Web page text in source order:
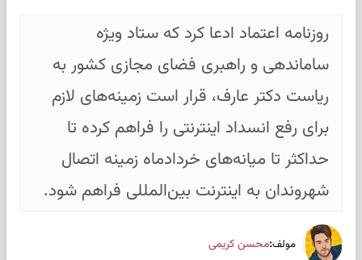
روزنامه اعتماد ادعا کرد که ستاد ویژه
ساماندهی و راهبری فضای مجازی کشور به
ریاست دکتر عارف، قرار است زمینه‌های لازم
برای رفع انسداد اینترنتی را فراهم کرده تا
حداکثر تا میانه‌های خردادماه زمینه اتصال
شهروندان به اینترنت بین‌المللی فراهم شود.
مولف:محسن کریمی